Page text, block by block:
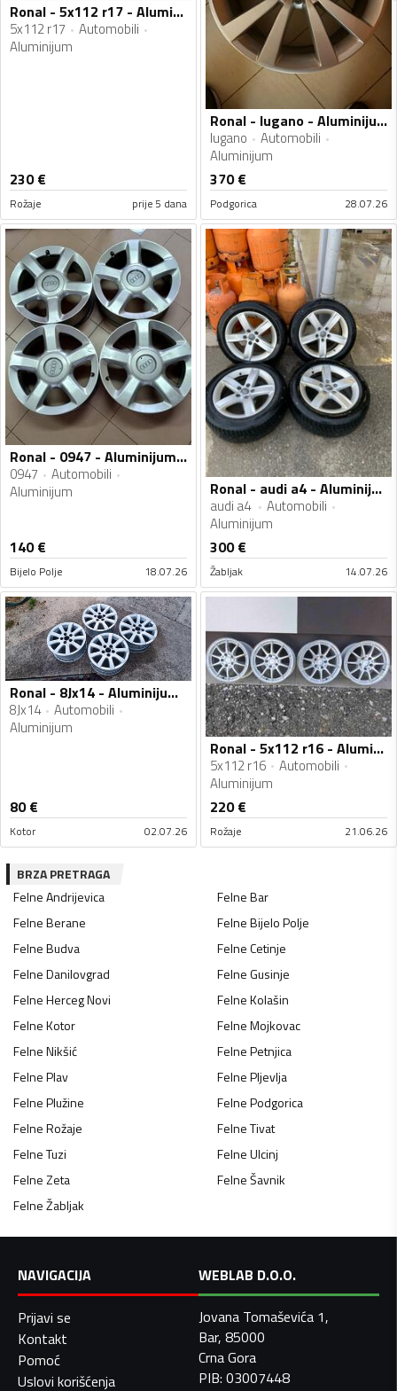
Ronal - 5x112 r17 - Aluminijum felne
5x112 r17
Automobili
Aluminijum
230€
Rožaje prije 5 dana
Ronal - lugano - Aluminijum felne
lugano
Automobili
Aluminijum
370€
Podgorica 28.07.26
Ronal - 0947 - Aluminijum felne
0947
Automobili
Aluminijum
140€
Bijelo Polje 18.07.26
Ronal - audi a4 - Aluminijum felne
audi a4
Automobili
Aluminijum
300€
Žabljak 14.07.26
Ronal - 8Jx14 - Aluminijum felne
8Jx14
Automobili
Aluminijum
80€
Kotor 02.07.26
Ronal - 5x112 r16 - Aluminijum felne
5x112 r16
Automobili
Aluminijum
220€
Rožaje 21.06.26
BRZA PRETRAGA
FelneAndrijevica FelneBar
FelneBerane FelneBijelo Polje
FelneBudva FelneCetinje
FelneDanilovgrad FelneGusinje
FelneHerceg Novi FelneKolašin
FelneKotor FelneMojkovac
FelneNikšić FelnePetnjica
FelnePlav FelnePljevlja
FelnePlužine FelnePodgorica
FelneRožaje FelneTivat
FelneTuzi FelneUlcinj
FelneZeta FelneŠavnik
FelneŽabljak
NAVIGACIJA
Prijavi se
Kontakt
Pomoć
Uslovi korišćenja
WEBLAB D.O.O.
Jovana Tomaševića 1,
Bar, 85000
Crna Gora
PIB: 03007448